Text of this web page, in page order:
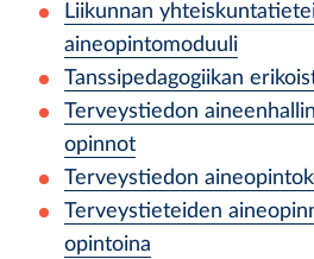
Liikunnan
aineopintomoduuli
Tanssipedagogiikan
Terveystiedon
opinnot
Terveystiedon
Terveystieteiden
opintoina